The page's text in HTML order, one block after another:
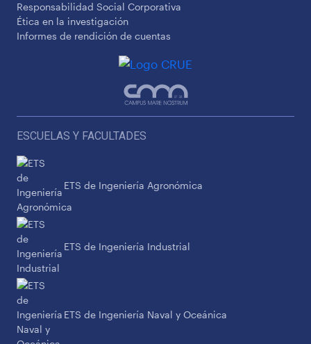
Responsabilidad Social Corporativa
Ética en la investigación
Informes de rendición de cuentas
ESCUELAS Y FACULTADES
ETS de Ingeniería Agronómica
ETS de Ingeniería Industrial
ETS de Ingeniería Naval y Oceánica